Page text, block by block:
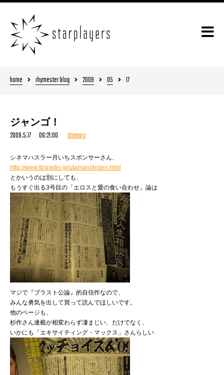
home rhymester blog 2009 05 17
ジャンゴ！
2009.5.17 06:21:00 Utamaru
シネマハスラー月いちスポンサーさん、
http://www.tbsradio.jp/utamaru/index.html
とかいうのは別にしても、
もうすぐ出る3号目の「エロスと愛の食い合わせ」論は
マジで『ブラスト公論』的自信作なので、
みんな勇気を出して買って読んでほしいです。
他のページも、
杉作さん連載が相変わらず凄まじい、だけでなく、
いかにも「エキサイティング・マックス」さんらしい